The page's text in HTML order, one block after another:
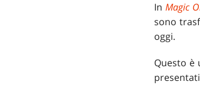
In Magic
sono
oggi.
Questo è